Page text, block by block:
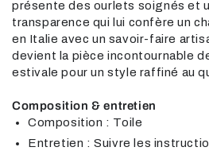
présente des ourlets soignés et
transparence qui lui confère un
en Italie avec un savoir-faire
devient la pièce incontournable
estivale pour un style raffiné au
Composition & entretien
Composition : Toile
Entretien : Suivre les